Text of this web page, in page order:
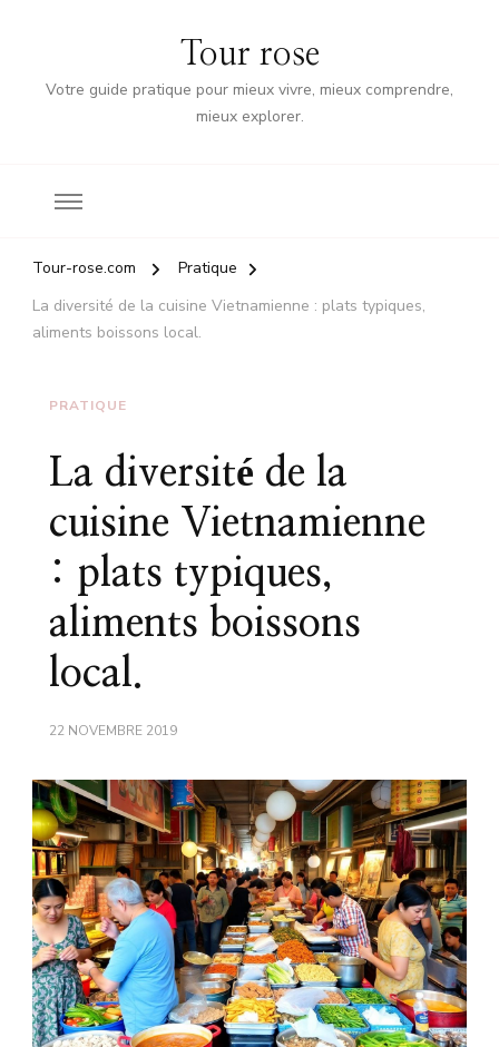
Tour rose
Votre guide pratique pour mieux vivre, mieux comprendre,
mieux explorer.
Tour-rose.com
Pratique
La diversité de la cuisine Vietnamienne : plats typiques,
aliments boissons local.
PRATIQUE
La diversité de la
cuisine Vietnamienne
: plats typiques,
aliments boissons
local.
22 NOVEMBRE 2019